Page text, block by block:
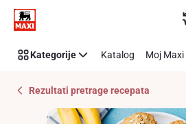
Preskoči link
Recipe
Details
Kategorije Katalog Moj Maxi
Rezultati pretrage recepata